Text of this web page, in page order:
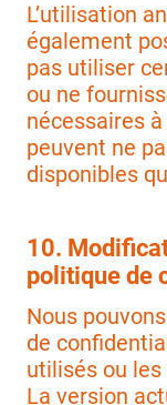
L’utilisation
également
pas utiliser
ou ne
nécessaires
peuvent ne
disponibles
10.
politique de
Nous
de
utilisés ou
La version